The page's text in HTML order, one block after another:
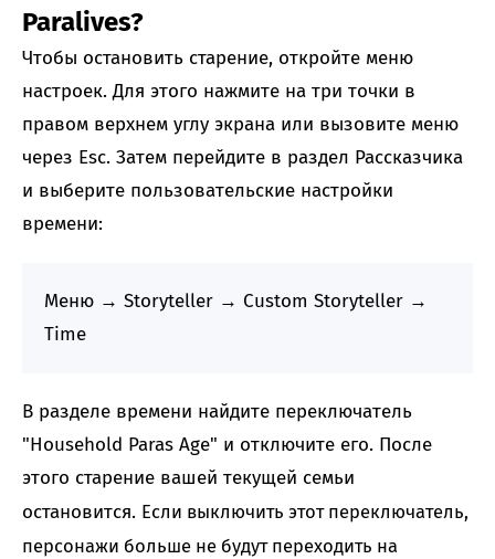
Paralives?
Чтобы остановить старение, откройте меню
настроек. Для этого нажмите на три точки в
правом верхнем углу экрана или вызовите меню
через Esc. Затем перейдите в раздел Рассказчика
и выберите пользовательские настройки
времени:
Меню → Storyteller → Custom Storyteller →
Time
В разделе времени найдите переключатель
"Household Paras Age" и отключите его. После
этого старение вашей текущей семьи
остановится. Если выключить этот переключатель,
персонажи больше не будут переходить на